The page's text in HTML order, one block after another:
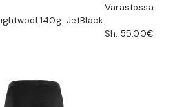
Varastossa
140g. JetBlack
Sh. 55.00€